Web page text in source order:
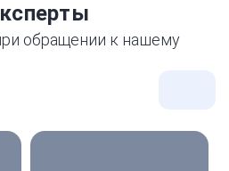
обращении к нашему